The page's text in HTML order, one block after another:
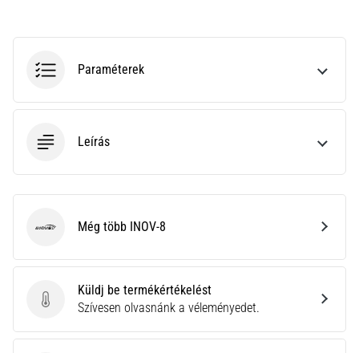
kicsit
mindig
más?
a
Training…
megjelenítése
Paraméterek
Leírás
Küldj be termékértékelést
Küldj be termékértékelést
Szívesen olvasnánk a véleményedet.
INOV-8Még több INOV-8